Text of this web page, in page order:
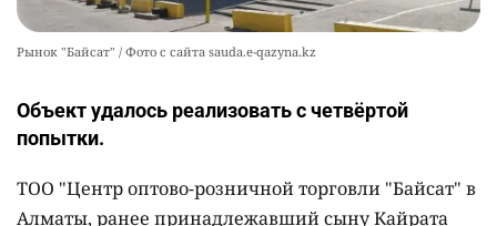
Рынок "Байсат" / Фото с сайта sauda.e-qazyna.kz
Объект удалось реализовать с четвёртой
попытки.
ТОО "Центр оптово-розничной торговли "Байсат" в
Алматы, ранее принадлежавший сыну Кайрата